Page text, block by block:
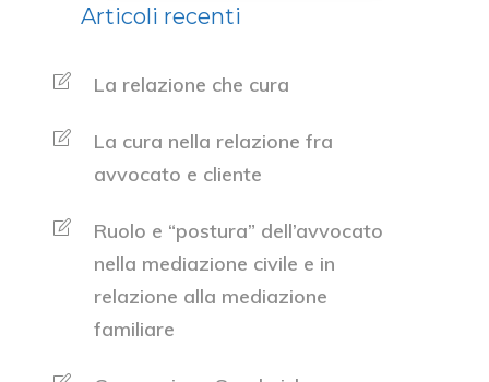
Articoli recenti
La relazione che cura
La cura nella relazione fra
avvocato e cliente
Ruolo e “postura” dell’avvocato
nella mediazione civile e in
relazione alla mediazione
familiare